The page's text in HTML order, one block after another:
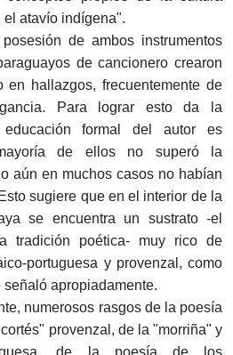
atavío indígena".
de ambos instrumentos
de cancionero crearon
en hallazgos, frecuentemente de
Para lograr esto da la
formal del autor es
de ellos no superó la
aún en muchos casos no habían
sugiere que en el interior de la
se encuentra un sustrato -el
tradición poética- muy rico de
portuguesa y provenzal, como
apropiadamente.
numerosos rasgos de la poesía
provenzal, de la "morriña" y